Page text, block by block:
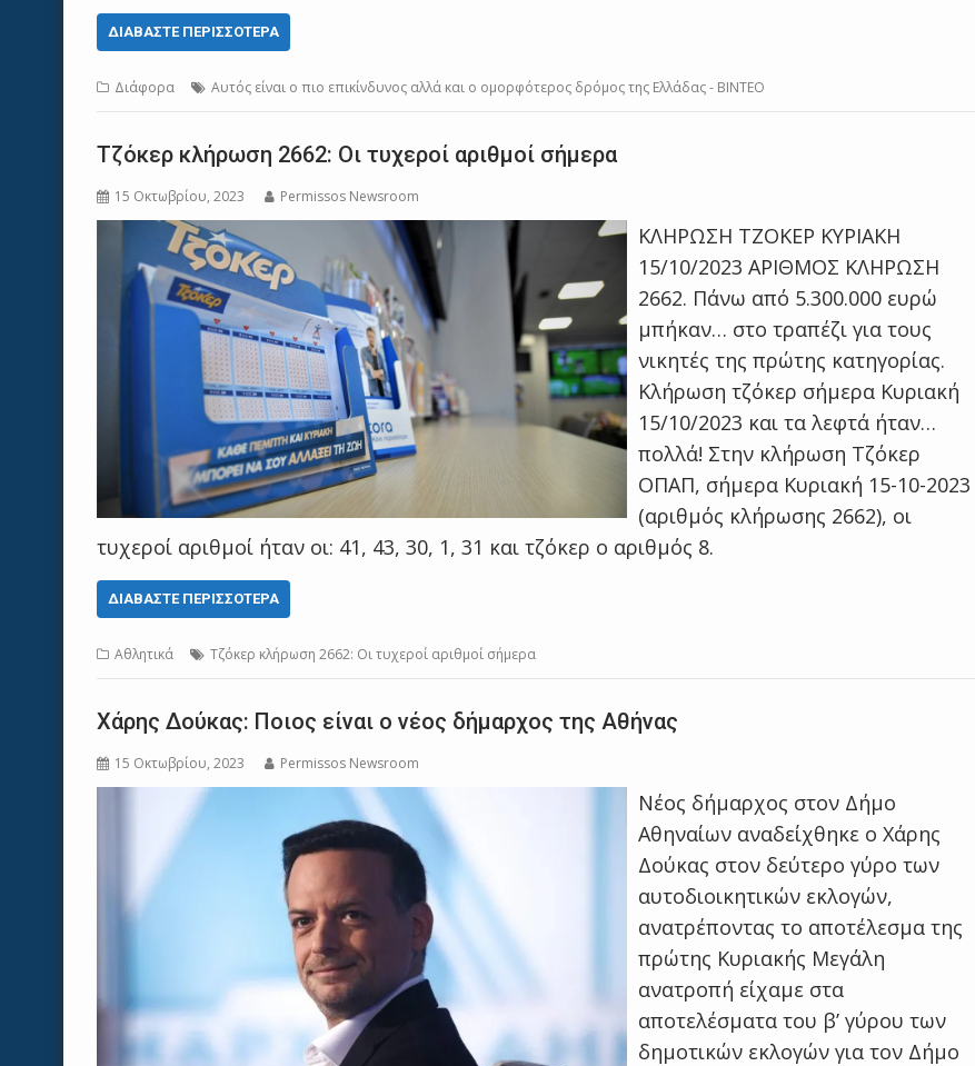
ΔΙΑΒΆΣΤΕ ΠΕΡΙΣΣΌΤΕΡΑ
Διάφορα Αυτός είναι ο πιο επικίνδυνος αλλά και ο ομορφότερος δρόμος της Ελλάδας - ΒΙΝΤΕΟ
Τζόκερ κλήρωση 2662: Οι τυχεροί αριθμοί σήμερα
15 Οκτωβρίου, 2023 Permissos Newsroom
ΚΛΗΡΩΣΗ ΤΖΟΚΕΡ ΚΥΡΙΑΚΗ
15/10/2023 ΑΡΙΘΜΟΣ ΚΛΗΡΩΣΗ
2662. Πάνω από 5.300.000 ευρώ
μπήκαν… στο τραπέζι για τους
νικητές της πρώτης κατηγορίας.
Κλήρωση τζόκερ σήμερα Κυριακή
15/10/2023 και τα λεφτά ήταν…
πολλά! Στην κλήρωση Τζόκερ
ΟΠΑΠ, σήμερα Κυριακή 15-10-2023
(αριθμός κλήρωσης 2662), οι
τυχεροί αριθμοί ήταν οι: 41, 43, 30, 1, 31 και τζόκερ ο αριθμός 8.
ΔΙΑΒΆΣΤΕ ΠΕΡΙΣΣΌΤΕΡΑ
Αθλητικά Τζόκερ κλήρωση 2662: Οι τυχεροί αριθμοί σήμερα
Χάρης Δούκας: Ποιος είναι ο νέος δήμαρχος της Αθήνας
15 Οκτωβρίου, 2023 Permissos Newsroom
Νέος δήμαρχος στον Δήμο
Αθηναίων αναδείχθηκε ο Χάρης
Δούκας στον δεύτερο γύρο των
αυτοδιοικητικών εκλογών,
ανατρέποντας το αποτέλεσμα της
πρώτης Κυριακής Μεγάλη
ανατροπή είχαμε στα
αποτελέσματα του β’ γύρου των
δημοτικών εκλογών για τον Δήμο